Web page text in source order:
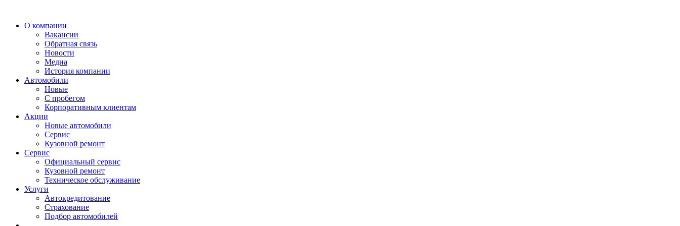
О компании
Вакансии
Обратная связь
Новости
Медиа
История компании
Автомобили
Новые
С пробегом
Корпоративным клиентам
Акции
Новые автомобили
Сервис
Кузовной ремонт
Сервис
Официальный сервис
Кузовной ремонт
Техническое обслуживание
Услуги
Автокредитование
Страхование
Подбор автомобилей